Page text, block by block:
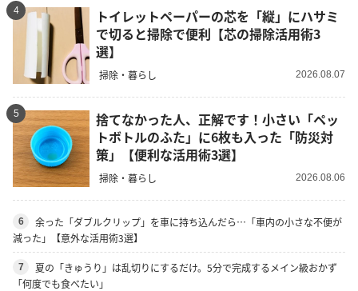
4
トイレットペーパーの芯を「縦」にハサミ
で切ると掃除で便利【芯の掃除活用術3
選】
掃除・暮らし 2026.08.07
5
捨てなかった人、正解です！小さい「ペッ
トボトルのふた」に6枚も入った「防災対
策」【便利な活用術3選】
掃除・暮らし 2026.08.06
6
余った「ダブルクリップ」を車に持ち込んだら…「車内の小さな不便が
減った」【意外な活用術3選】
7
夏の「きゅうり」は乱切りにするだけ。5分で完成するメイン級おかず
「何度でも食べたい」